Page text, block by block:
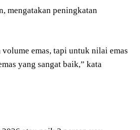
mengatakan peningkatan
emas, tapi untuk nilai emas
yang sangat baik,” kata